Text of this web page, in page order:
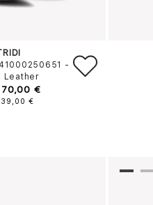
-
Leather
70,00 €
€